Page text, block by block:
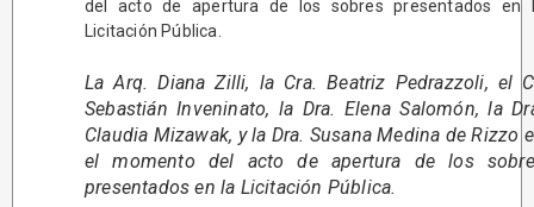
La Arq. Diana Zilli, la Cra. Beatriz Pedrazzoli, el
Sebastián Inveninato, la Dra. Elena Salomón, la
Claudia Mizawak, y la Dra. Susana Medina de Rizzo
el momento del acto de apertura de los
presentados en la Licitación Pública.